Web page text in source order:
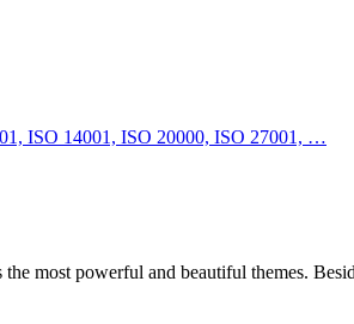
most powerful and beautiful themes.